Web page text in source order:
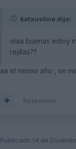
katxusline dijo:
olaa buenas estoy
rejillas??
aa el mismo año , se
Responder
Publicado 14 de